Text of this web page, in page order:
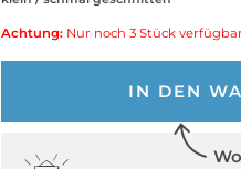
Achtung: Nur noch 3 Stück
IN DEN